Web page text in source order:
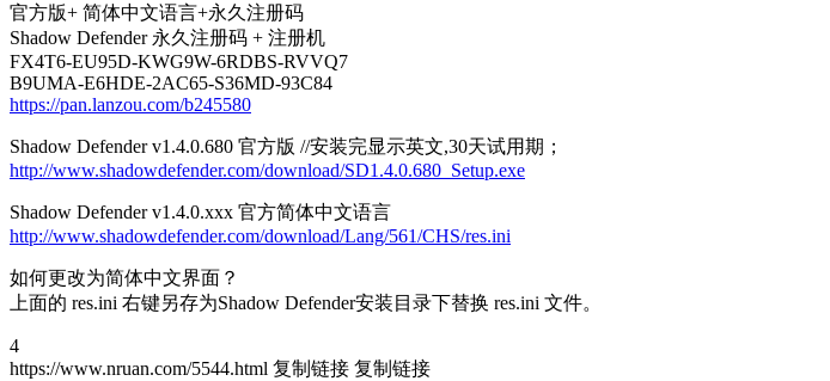
官方版+ 简体中文语言+永久注册码
Shadow Defender 永久注册码 + 注册机
FX4T6-EU95D-KWG9W-6RDBS-RVVQ7
B9UMA-E6HDE-2AC65-S36MD-93C84
https://pan.lanzou.com/b245580
Shadow Defender v1.4.0.680 官方版 //安装完显示英文,30天试用期；
http://www.shadowdefender.com/download/SD1.4.0.680_Setup.exe
Shadow Defender v1.4.0.xxx 官方简体中文语言
http://www.shadowdefender.com/download/Lang/561/CHS/res.ini
如何更改为简体中文界面？
上面的 res.ini 右键另存为Shadow Defender安装目录下替换 res.ini 文件。
4
https://www.nruan.com/5544.html 复制链接 复制链接